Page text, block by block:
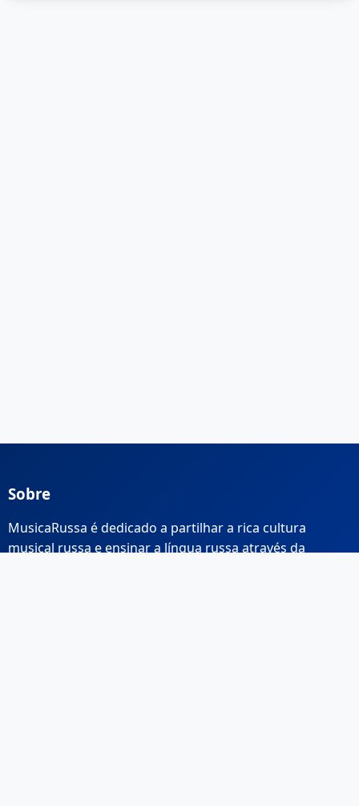
Sobre
MusicaRussa é dedicado a partilhar a rica cultura
musical russa e ensinar a língua russa através da